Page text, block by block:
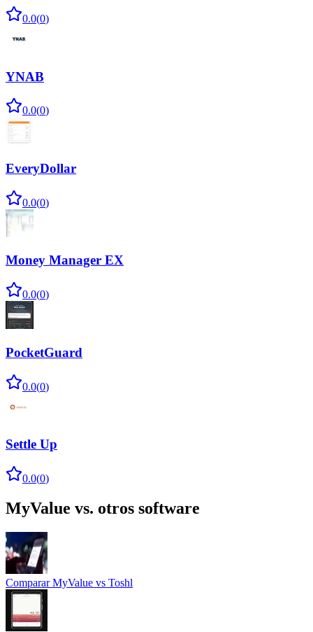
0.0(0)
YNAB
0.0(0)
EveryDollar
0.0(0)
Money Manager EX
0.0(0)
PocketGuard
0.0(0)
Settle Up
0.0(0)
MyValue vs. otros software
Comparar MyValue vs Toshl